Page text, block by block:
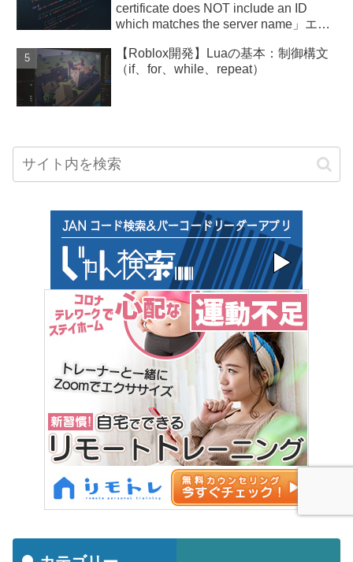
certificate does NOT include an ID
which matches the server name」エラ
【Roblox開発】Luaの基本：制御構文
（if、for、while、repeat）